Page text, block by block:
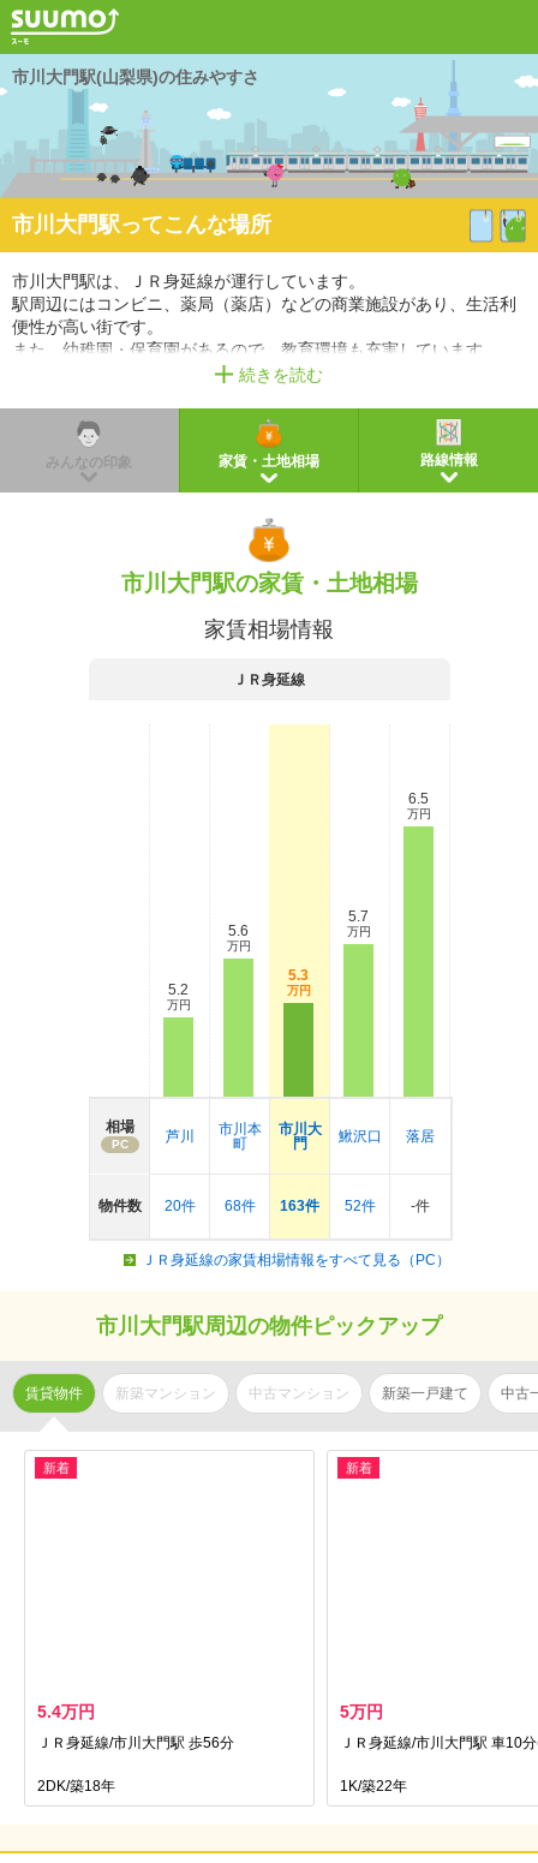
市川大門駅(山梨県)の住みやすさ
市川大門駅ってこんな場所
市川大門駅は、ＪＲ身延線が運行しています。
駅周辺にはコンビニ、薬局（薬店）などの商業施設があり、生活利
便性が高い街です。
また、幼稚園・保育園があるので、教育環境も充実しています。
※経路情報、所要時間情報は平日・日中の標準的な所要時間での乗り換え経路を採用していま
続きを読む
みんなの印象 家賃・土地相場 路線情報
市川大門駅の家賃・土地相場
家賃相場情報
ＪＲ身延線
相場
PC
物件数
5.2
万円
芦川
20件
5.6
万円
市川本
町
68件
5.3
万円
市川大
門
163件
5.7
万円
鰍沢口
52件
6.5
万円
落居
-件
ＪＲ身延線の家賃相場情報をすべて見る（PC）
市川大門駅周辺の物件ピックアップ
賃貸物件 新築マンション 中古マンション 新築一戸建て 中古
新着
5.4万円
ＪＲ身延線/市川大門駅 歩56分
2DK/築18年
新着
5万円
ＪＲ身延線/市川大門駅 車10
1K/築22年